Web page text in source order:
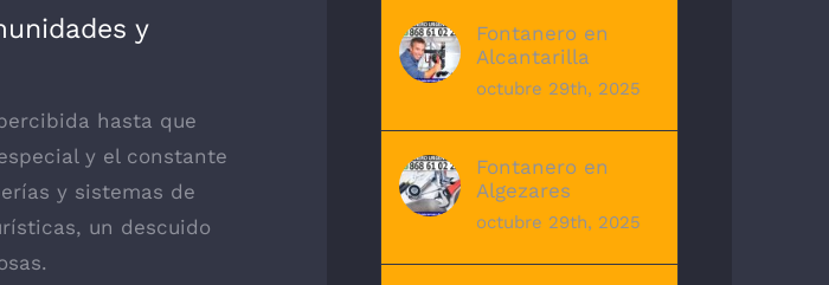
y
hasta que
y el constante
y sistemas de
un descuido
Fontanero en
Alcantarilla
octubre 29th, 2025
Fontanero en
Algezares
octubre 29th, 2025